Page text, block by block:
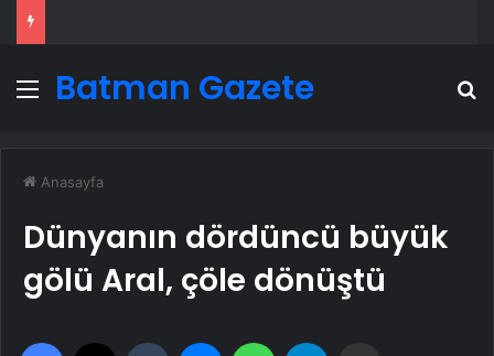
Menü
Batman Gazete
Anasayfa
Dünyanın dördüncü büyük
gölü Aral, çöle dönüştü
Facebook Tumblr MessengerWhatsApp